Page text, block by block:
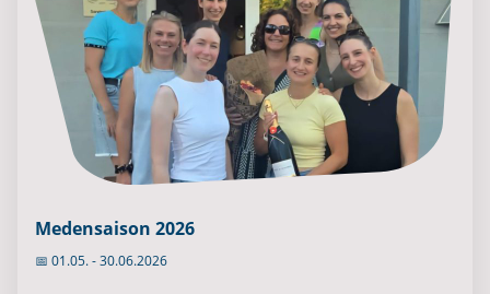
Medensaison 2026
📅 01.05. - 30.06.2026